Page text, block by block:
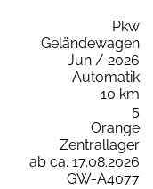
Pkw
Geländewagen
Jun / 2026
Automatik
10 km
5
Orange
Zentrallager
ab ca. 17.08.2026
GW-A4077